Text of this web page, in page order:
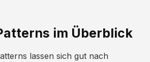
im Überblick
lassen sich gut nach